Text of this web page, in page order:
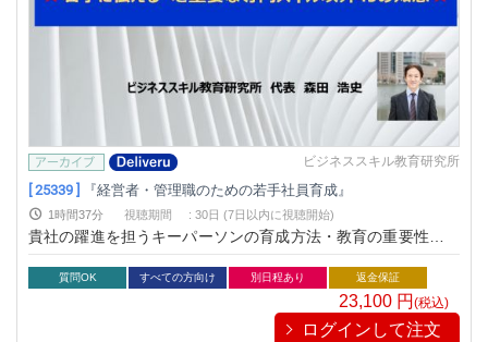
ビジネススキル教育研究所
[ 25339 ] 『経営者・管理職のための若手社員育成』
1時間37分 視聴期間 : 30日 (7日以内に視聴開始)
貴社の躍進を担うキーパーソンの育成方法・教育の重要性を習
得
質問OK すべての方向け 別日程あり 返金保証
23,100 円(税込)
ログインして注文